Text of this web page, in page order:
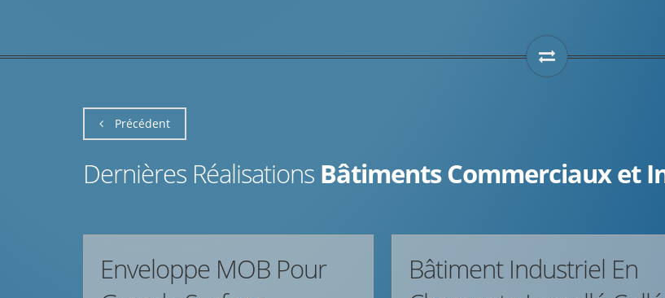
Précédent
Dernières Réalisations Bâtiments Commerciaux et
Enveloppe MOB Pour
Bâtiment Industriel En